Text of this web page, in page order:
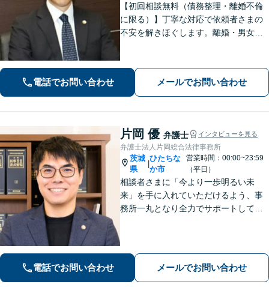
【初回相談無料（債務整理・離婚不倫
に限る）】丁寧な対応で依頼者さまの
不安を解きほぐします。離婚・男女問
え込まずお気軽にご相談ください。
【分割払い可能】
電話でお問い合わせ メールでお問い合わせ
片岡 優 弁護士 インタビューを見る
弁護士法人片岡総合法律事務所
茨城
県
ひたちな
か市
営業時間：00:00~23:59
（平日）
相談者さまに「今より一歩明るい未
来」を手に入れていただけるよう、事
務所一丸となり全力でサポートしてま
幅広く対応します【初回相談無料】
【土日祝対応可】
電話でお問い合わせ メールでお問い合わせ